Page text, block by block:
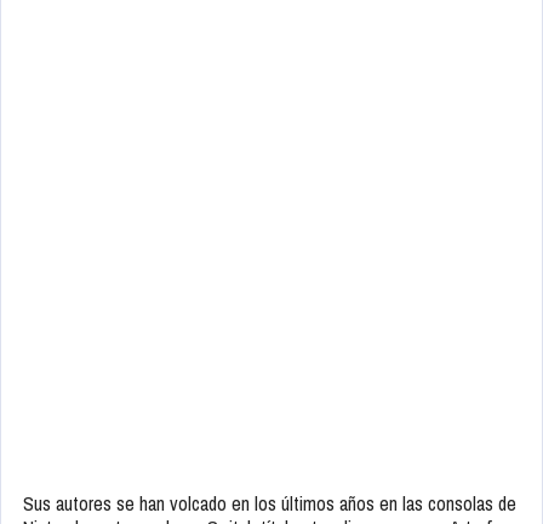
Sus autores se han volcado en los últimos años en las consolas de